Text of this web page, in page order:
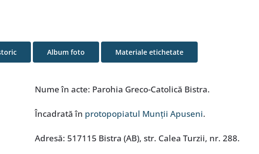
Album foto Materiale etichetate
Nume în acte: Parohia Greco-Catolică Bistra.
Încadrată în protopopiatul Munții Apuseni.
Adresă: 517115 Bistra (AB), str. Calea Turzii, nr. 288.